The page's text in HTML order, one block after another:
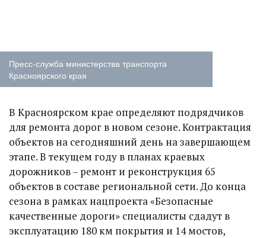
Пресс-служба министерства транспорта
Красноярского края
В Красноярском крае определяют подрядчиков
для ремонта дорог в новом сезоне. Контрактация
объектов на сегодняшний день на завершающем
этапе. В текущем году в планах краевых
дорожников – ремонт и реконструкция 65
объектов в составе региональной сети. До конца
сезона в рамках нацпроекта «Безопасные
качественные дороги» специалисты сдадут в
эксплуатацию 180 км покрытия и 14 мостов,